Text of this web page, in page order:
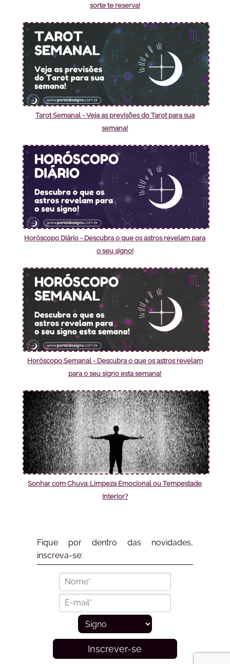
sorte te reserva!
Tarot Semanal - Veja as previsões do Tarot para sua
semana!
Horóscopo Diário - Descubra o que os astros revelam para
o seu signo!
Horóscopo Semanal - Descubra o que os astros revelam
para o seu signo esta semana!
Sonhar com Chuva: Limpeza Emocional ou Tempestade
Interior?
Fique por dentro das novidades,
inscreva-se:
Inscrever-se